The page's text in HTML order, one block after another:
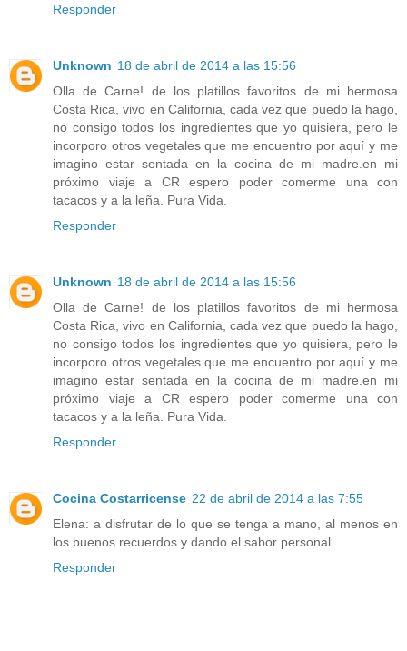
Responder
Unknown 18 de abril de 2014 a las 15:56
Olla de Carne! de los platillos favoritos de mi hermosa
Costa Rica, vivo en California, cada vez que puedo la hago,
no consigo todos los ingredientes que yo quisiera, pero le
incorporo otros vegetales que me encuentro por aquí y me
imagino estar sentada en la cocina de mi madre.en mi
próximo viaje a CR espero poder comerme una con
tacacos y a la leña. Pura Vida.
Responder
Unknown 18 de abril de 2014 a las 15:56
Olla de Carne! de los platillos favoritos de mi hermosa
Costa Rica, vivo en California, cada vez que puedo la hago,
no consigo todos los ingredientes que yo quisiera, pero le
incorporo otros vegetales que me encuentro por aquí y me
imagino estar sentada en la cocina de mi madre.en mi
próximo viaje a CR espero poder comerme una con
tacacos y a la leña. Pura Vida.
Responder
Cocina Costarricense 22 de abril de 2014 a las 7:55
Elena: a disfrutar de lo que se tenga a mano, al menos en
los buenos recuerdos y dando el sabor personal.
Responder